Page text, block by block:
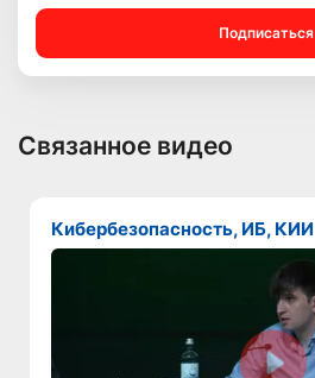
Подписаться
Связанное видео
Кибербезопасность, ИБ, КИИ